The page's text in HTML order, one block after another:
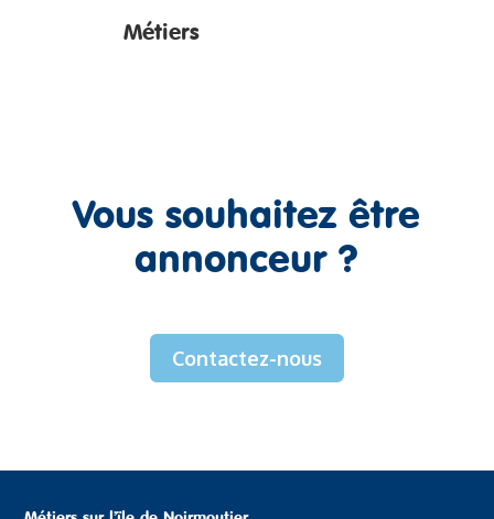
Métiers
Vous souhaitez être
annonceur ?
Contactez-nous